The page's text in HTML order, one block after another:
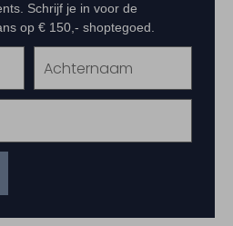
Schrijf je in voor de
op € 150,- shoptegoed.